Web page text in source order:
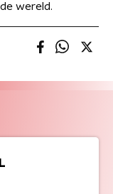
wereld.